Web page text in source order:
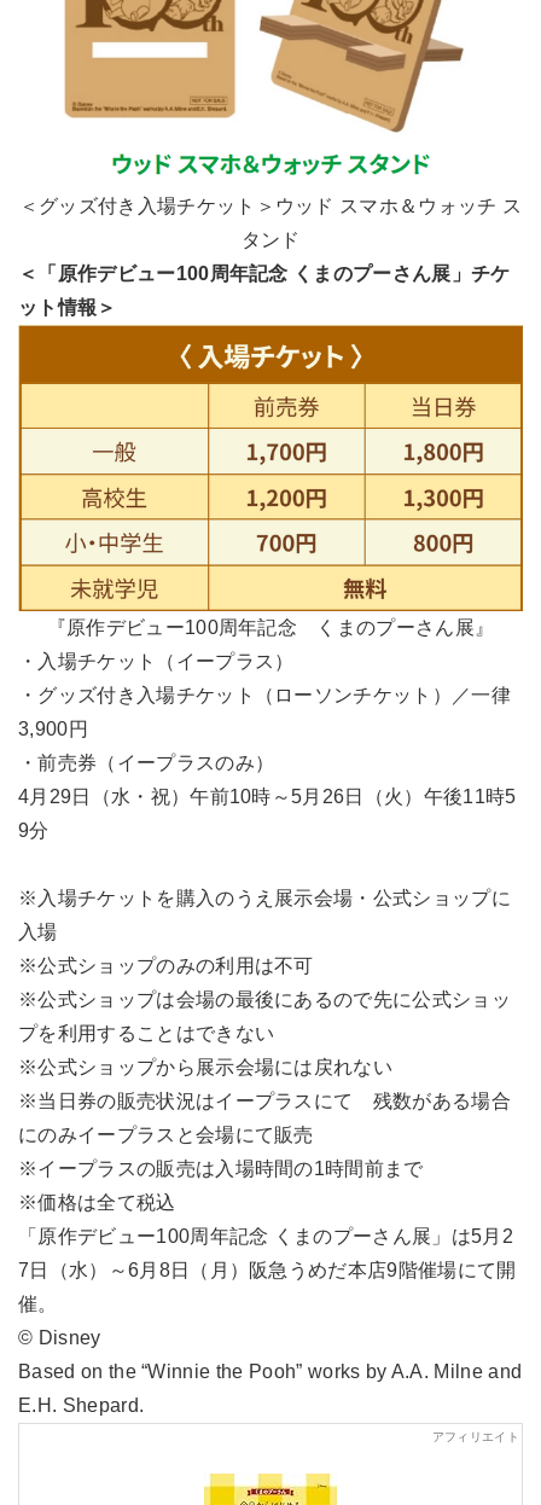
＜グッズ付き入場チケット＞ウッド スマホ＆ウォッチ ス
タンド
＜「原作デビュー100周年記念 くまのプーさん展」チケ
ット情報＞
『原作デビュー100周年記念 くまのプーさん展』
・入場チケット（イープラス）
・グッズ付き入場チケット（ローソンチケット）／一律
3,900円
・前売券（イープラスのみ）
4月29日（水・祝）午前10時～5月26日（火）午後11時5
9分
※入場チケットを購入のうえ展示会場・公式ショップに
入場
※公式ショップのみの利用は不可
※公式ショップは会場の最後にあるので先に公式ショッ
プを利用することはできない
※公式ショップから展示会場には戻れない
※当日券の販売状況はイープラスにて 残数がある場合
にのみイープラスと会場にて販売
※イープラスの販売は入場時間の1時間前まで
※価格は全て税込
「原作デビュー100周年記念 くまのプーさん展」は5月2
7日（水）～6月8日（月）阪急うめだ本店9階催場にて開
催。
© Disney
Based on the “Winnie the Pooh” works by A.A. Milne and
E.H. Shepard.